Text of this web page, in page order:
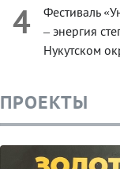
4
Фестиваль
– энергия
Нукутском
ПРОЕКТЫ